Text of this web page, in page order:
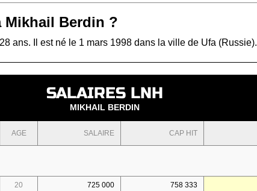
Mikhail Berdin ?
ans. Il est né le 1 mars 1998 dans la ville de Ufa (Russie).
SALAIRES LNH
MIKHAIL BERDIN
AGE SALAIRE CAP HIT
20 725 000 758 333